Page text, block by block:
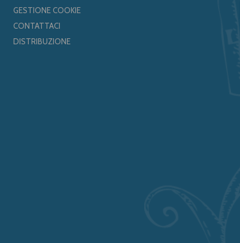
GESTIONE COOKIE
CONTATTACI
DISTRIBUZIONE